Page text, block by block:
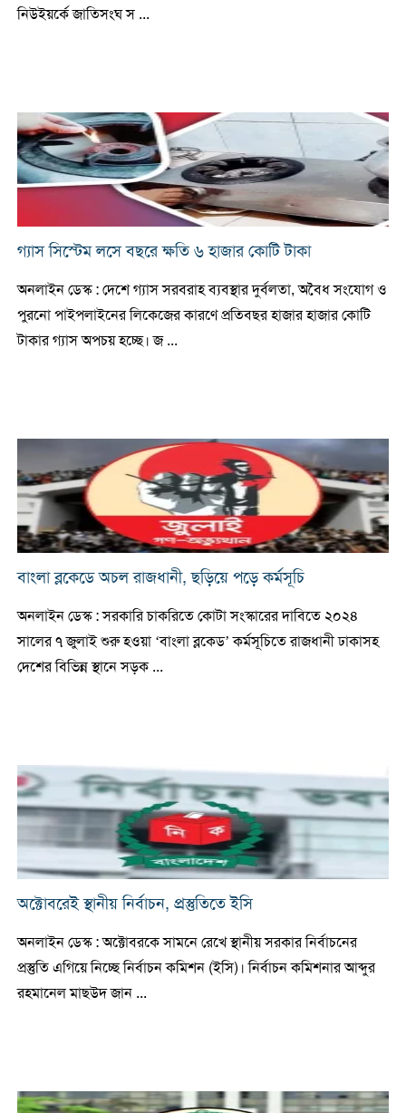
নিউইয়র্কে জাতিসংঘ স ...
গ্যাস সিস্টেম লসে বছরে ক্ষতি ৬ হাজার কোটি টাকা
অনলাইন ডেস্ক : দেশে গ্যাস সরবরাহ ব্যবস্থার দুর্বলতা, অবৈধ সংযোগ ও
পুরনো পাইপলাইনের লিকেজের কারণে প্রতিবছর হাজার হাজার কোটি
টাকার গ্যাস অপচয় হচ্ছে। জ ...
বাংলা ব্লকেডে অচল রাজধানী, ছড়িয়ে পড়ে কর্মসূচি
অনলাইন ডেস্ক : সরকারি চাকরিতে কোটা সংস্কারের দাবিতে ২০২৪
সালের ৭ জুলাই শুরু হওয়া ‘বাংলা ব্লকেড’ কর্মসূচিতে রাজধানী ঢাকাসহ
দেশের বিভিন্ন স্থানে সড়ক ...
অক্টোবরেই স্থানীয় নির্বাচন, প্রস্তুতিতে ইসি
অনলাইন ডেস্ক : অক্টোবরকে সামনে রেখে স্থানীয় সরকার নির্বাচনের
প্রস্তুতি এগিয়ে নিচ্ছে নির্বাচন কমিশন (ইসি)। নির্বাচন কমিশনার আব্দুর
রহমানেল মাছউদ জান ...